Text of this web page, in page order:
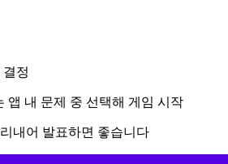
결정
앱 내 문제 중 선택해 게임 시작
내어 발표하면 좋습니다